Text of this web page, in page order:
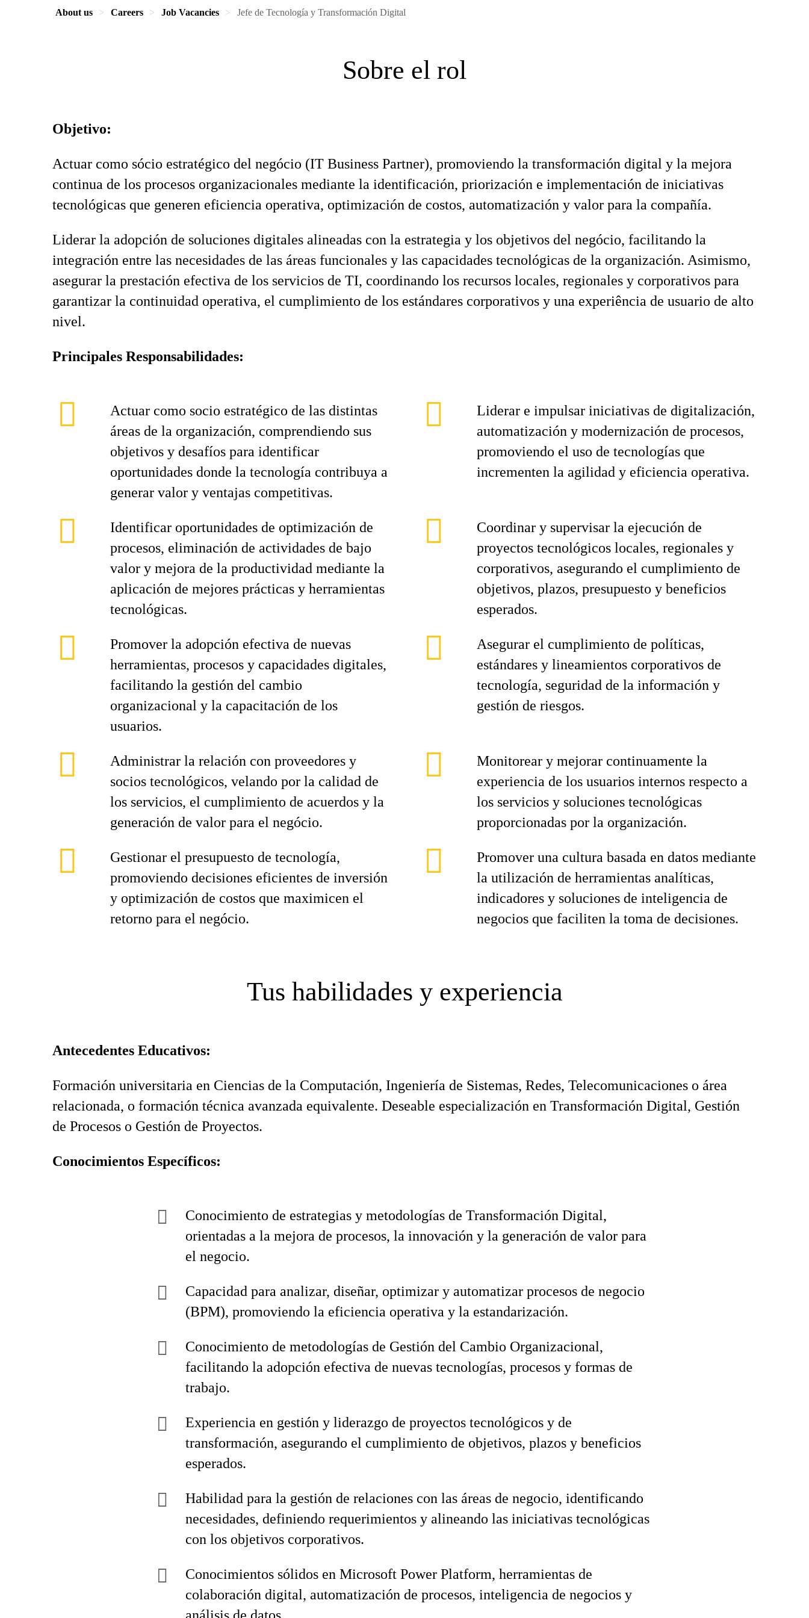
About us Careers Job Vacancies Jefe de Tecnología y Transformación Digital
Sobre el rol
Objetivo:
Actuar como sócio estratégico del negócio (IT Business Partner), promoviendo la transformación digital y la mejora
continua de los procesos organizacionales mediante la identificación, priorización e implementación de iniciativas
tecnológicas que generen eficiencia operativa, optimización de costos, automatización y valor para la compañía.
Liderar la adopción de soluciones digitales alineadas con la estrategia y los objetivos del negócio, facilitando la
integración entre las necesidades de las áreas funcionales y las capacidades tecnológicas de la organización. Asimismo,
asegurar la prestación efectiva de los servicios de TI, coordinando los recursos locales, regionales y corporativos para
garantizar la continuidad operativa, el cumplimiento de los estándares corporativos y una experiência de usuario de alto
nivel.
Principales Responsabilidades:
Actuar como socio estratégico de las distintas
áreas de la organización, comprendiendo sus
objetivos y desafíos para identificar
oportunidades donde la tecnología contribuya a
generar valor y ventajas competitivas.
Liderar e impulsar iniciativas de digitalización,
automatización y modernización de procesos,
promoviendo el uso de tecnologías que
incrementen la agilidad y eficiencia operativa.
Identificar oportunidades de optimización de
procesos, eliminación de actividades de bajo
valor y mejora de la productividad mediante la
aplicación de mejores prácticas y herramientas
tecnológicas.
Coordinar y supervisar la ejecución de
proyectos tecnológicos locales, regionales y
corporativos, asegurando el cumplimiento de
objetivos, plazos, presupuesto y beneficios
esperados.
Promover la adopción efectiva de nuevas
herramientas, procesos y capacidades digitales,
facilitando la gestión del cambio
organizacional y la capacitación de los
usuarios.
Asegurar el cumplimiento de políticas,
estándares y lineamientos corporativos de
tecnología, seguridad de la información y
gestión de riesgos.
Administrar la relación con proveedores y
socios tecnológicos, velando por la calidad de
los servicios, el cumplimiento de acuerdos y la
generación de valor para el negócio.
Monitorear y mejorar continuamente la
experiencia de los usuarios internos respecto a
los servicios y soluciones tecnológicas
proporcionadas por la organización.
Gestionar el presupuesto de tecnología,
promoviendo decisiones eficientes de inversión
y optimización de costos que maximicen el
retorno para el negócio.
Promover una cultura basada en datos mediante
la utilización de herramientas analíticas,
indicadores y soluciones de inteligencia de
negocios que faciliten la toma de decisiones.
Tus habilidades y experiencia
Antecedentes Educativos:
Formación universitaria en Ciencias de la Computación, Ingeniería de Sistemas, Redes, Telecomunicaciones o área
relacionada, o formación técnica avanzada equivalente. Deseable especialización en Transformación Digital, Gestión
de Procesos o Gestión de Proyectos.
Conocimientos Específicos:
Conocimiento de estrategias y metodologías de Transformación Digital,
orientadas a la mejora de procesos, la innovación y la generación de valor para
el negocio.
Capacidad para analizar, diseñar, optimizar y automatizar procesos de negocio
(BPM), promoviendo la eficiencia operativa y la estandarización.
Conocimiento de metodologías de Gestión del Cambio Organizacional,
facilitando la adopción efectiva de nuevas tecnologías, procesos y formas de
trabajo.
Experiencia en gestión y liderazgo de proyectos tecnológicos y de
transformación, asegurando el cumplimiento de objetivos, plazos y beneficios
esperados.
Habilidad para la gestión de relaciones con las áreas de negocio, identificando
necesidades, definiendo requerimientos y alineando las iniciativas tecnológicas
con los objetivos corporativos.
Conocimientos sólidos en Microsoft Power Platform, herramientas de
colaboración digital, automatización de procesos, inteligencia de negocios y